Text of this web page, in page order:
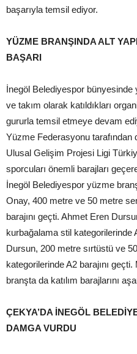
başarıyla temsil ediyor.
YÜZME BRANŞINDA ALT
BAŞARI
İnegöl Belediyespor
ve takım olarak katıldıkları
gururla temsil etmeye devam
Yüzme Federasyonu tarafından
Ulusal Gelişim Projesi Ligi
sporcuları önemli barajları
İnegöl Belediyespor yüzme
Onay, 400 metre ve 50 metre
barajını geçti. Ahmet Eren
kurbağalama stil kategorilerinde
Dursun, 200 metre sırtüstü ve
kategorilerinde A2 barajını geçti.
branşta da katılım barajlarını
ÇEKYA’DA İNEGÖL
DAMGA VURDU